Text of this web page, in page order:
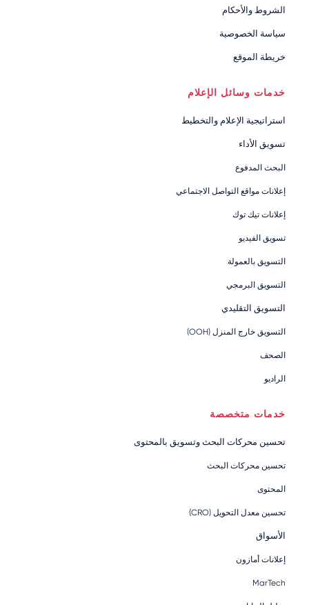
الشروط والأحكام
سياسة الخصوصية
خريطة الموقع
خدمات وسائل الإعلام
استراتيجية الإعلام والتخطيط
تسويق الأداء
البحث المدفوع
إعلانات مواقع التواصل الاجتماعي
إعلانات تيك توك
تسويق الفيديو
التسويق بالعمولة
التسويق البرمجي
التسويق التقليدي
التسويق خارج المنزل (OOH)
الصحف
الراديو
خدمات متخصصة
تحسين محركات البحث وتسويق بالمحتوى
تحسين محركات البحث
المحتوى
تحسين معدل التحويل (CRO)
الأسواق
إعلانات أمازون
MarTech